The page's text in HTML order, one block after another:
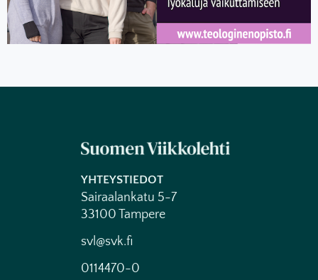
YHTEYSTIEDOT
Sairaalankatu 5-7
33100 Tampere
svl@svk.fi
0114470-0